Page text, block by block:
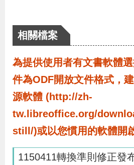
業
務
專
線
上
申
辦
相關檔案
為提供使用者有文書軟體
件為ODF開放文件格式，
源軟體 (http://zh-
tw.libreoffice.org/
still/)或以您慣用的軟體開
1150411轉換準則修正發